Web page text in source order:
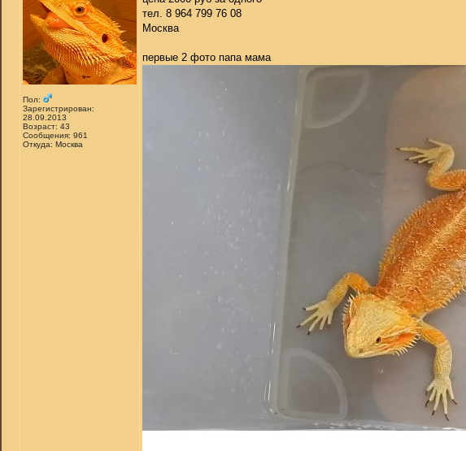
Пол:
Зарегистрирован:
28.09.2013
Возраст: 43
Сообщения: 961
Откуда: Москва
тел. 8 964 799 76 08
Москва
первые 2 фото папа мама